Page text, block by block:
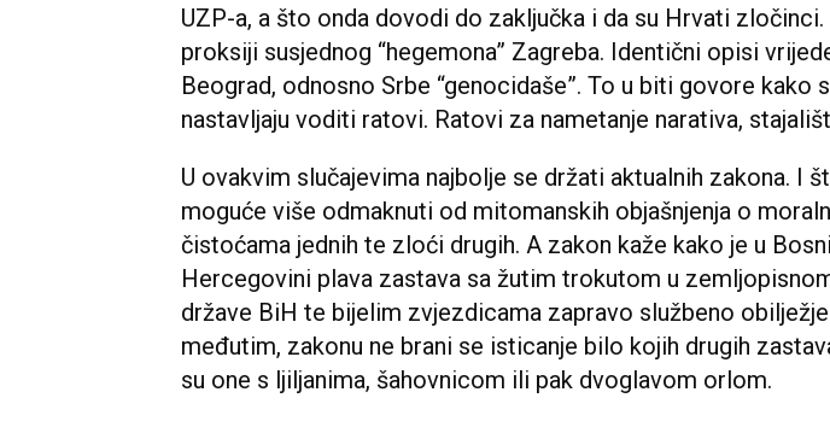
UZP-a, a što onda dovodi do zaključka i da su Hrvati zločinci.
proksiji susjednog “hegemona” Zagreba. Identični opisi
Beograd, odnosno Srbe “genocidaše”. To u biti govore kako
nastavljaju voditi ratovi. Ratovi za nametanje narativa,
U ovakvim slučajevima najbolje se držati aktualnih zakona. I
moguće više odmaknuti od mitomanskih objašnjenja o
čistoćama jednih te zloći drugih. A zakon kaže kako je u
Hercegovini plava zastava sa žutim trokutom u
države BiH te bijelim zvjezdicama zapravo službeno
međutim, zakonu ne brani se isticanje bilo kojih drugih
su one s ljiljanima, šahovnicom ili pak dvoglavom orlom.